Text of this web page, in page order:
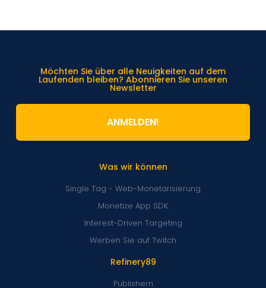
Refinery89
Publishern
Was wir können
Single Tag - Web-Monetarisierung
Monetize App SDK
Interest-Driven Targeting
Werben Sie auf Twitch
Möchten Sie über alle Neuigkeiten auf dem
Laufenden bleiben? Abonnieren Sie unseren
Newsletter
ANMELDEN!